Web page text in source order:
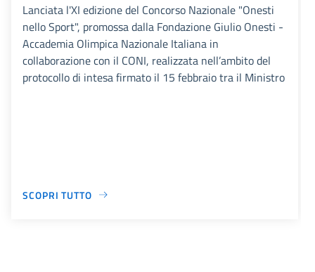
Lanciata l'XI edizione del Concorso Nazionale "Onesti
nello Sport", promossa dalla Fondazione Giulio Onesti -
Accademia Olimpica Nazionale Italiana in
collaborazione con il CONI, realizzata nell’ambito del
protocollo di intesa firmato il 15 febbraio tra il Ministro
SCOPRI TUTTO